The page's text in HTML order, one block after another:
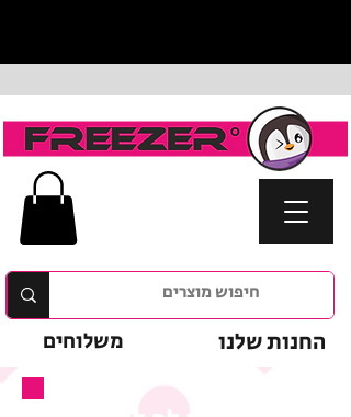
החנות שלנו משלוחים